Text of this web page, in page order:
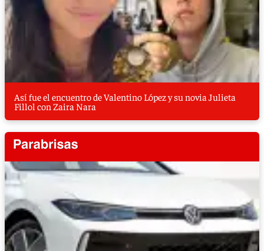
Así fue el encuentro de Valentino López y su novia Julieta
Fillol con Zaira Nara